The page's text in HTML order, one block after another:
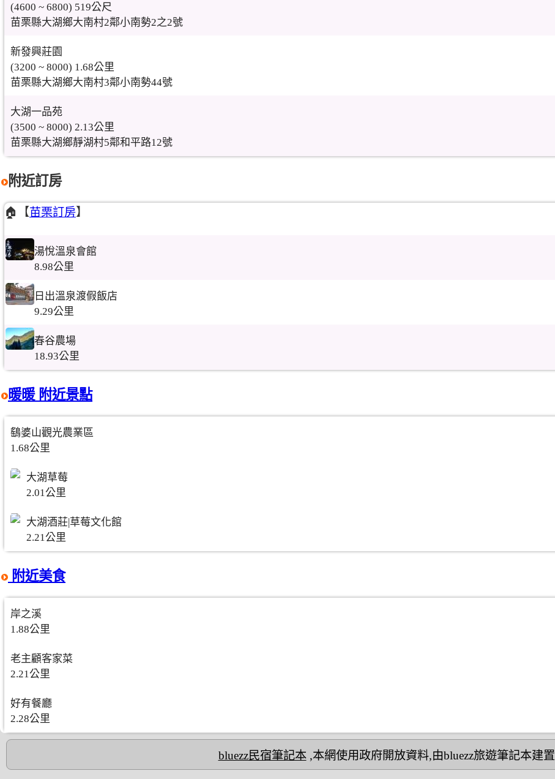
(4600 ~ 6800) 519公尺
苗栗縣大湖鄉大南村2鄰小南勢2之2號
新發興莊園
(3200 ~ 8000) 1.68公里
苗栗縣大湖鄉大南村3鄰小南勢44號
大湖一品苑
(3500 ~ 8000) 2.13公里
苗栗縣大湖鄉靜湖村5鄰和平路12號
附近訂房
🏠【苗栗訂房】
湯悅溫泉會館
8.98公里
日出溫泉渡假飯店
9.29公里
春谷農場
18.93公里
暖暖 附近景點
鷂婆山觀光農業區
1.68公里
大湖草莓
2.01公里
大湖酒莊|草莓文化館
2.21公里
附近美食
岸之溪
1.88公里
老主顧客家菜
2.21公里
好有餐廳
2.28公里
bluezz民宿筆記本,本網使用政府開放資料,由bluezz旅遊筆記本建置